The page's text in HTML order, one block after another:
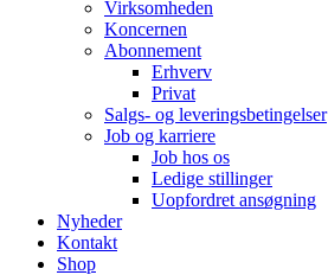
Virksomheden
Koncernen
Abonnement
Erhverv
Privat
Salgs- og leveringsbetingelser
Job og karriere
Job hos os
Ledige stillinger
Uopfordret ansøgning
Nyheder
Kontakt
Shop